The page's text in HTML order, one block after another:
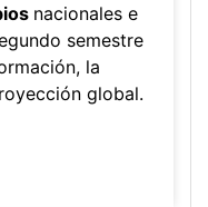
nacionales e
semestre
la
global.